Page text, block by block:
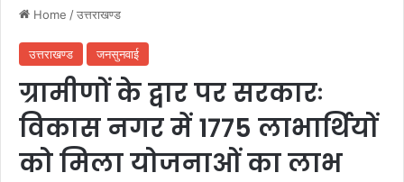
Home /उत्तराखण्ड
उत्तराखण्ड जनसुनवाई
ग्रामीणों के द्वार पर सरकारः
विकास नगर में 1775 लाभार्थियों
को मिला योजनाओं का लाभ